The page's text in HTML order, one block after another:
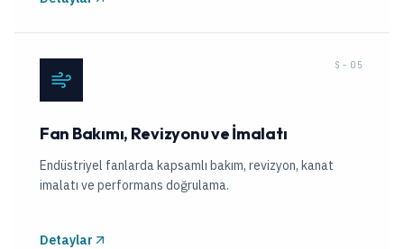
S-05
Fan Bakımı, Revizyonu ve İmalatı
Endüstriyel fanlarda kapsamlı bakım, revizyon, kanat
imalatı ve performans doğrulama.
Detaylar